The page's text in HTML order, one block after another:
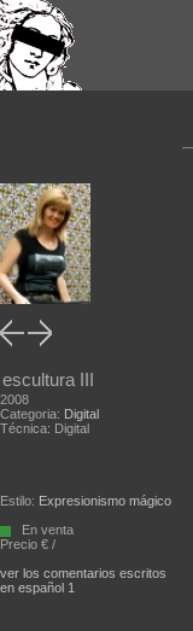
escultura III
2008
Categoria: Digital
Técnica: Digital
Estilo: Expresionismo mágico
En venta
Precio € /
ver los comentarios escritos
en español 1